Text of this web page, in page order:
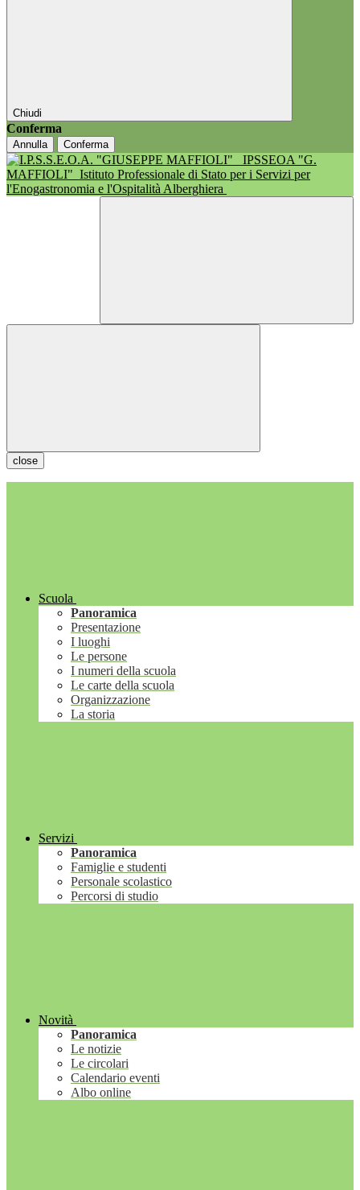
Chiudi
Conferma
Annulla Conferma
IPSSEOA "G.
MAFFIOLI" Istituto Professionale di Stato per i Servizi per
l'Enogastronomia e l'Ospitalità Alberghiera
close
Scuola
Panoramica
Presentazione
I luoghi
Le persone
I numeri della scuola
Le carte della scuola
Organizzazione
La storia
Servizi
Panoramica
Famiglie e studenti
Personale scolastico
Percorsi di studio
Novità
Panoramica
Le notizie
Le circolari
Calendario eventi
Albo online